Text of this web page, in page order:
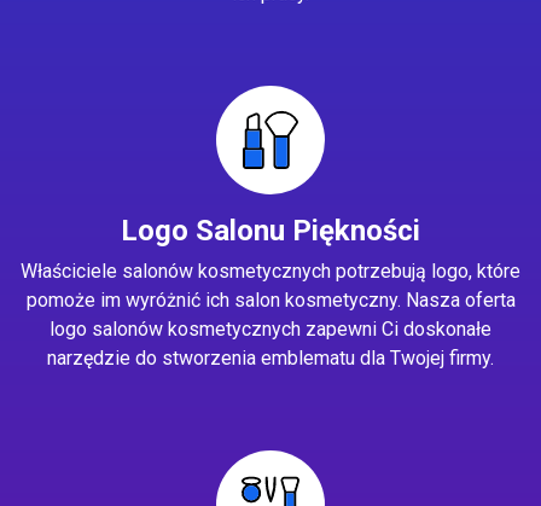
Logo Salonu Piękności
Właściciele salonów kosmetycznych potrzebują logo, które
pomoże im wyróżnić ich salon kosmetyczny. Nasza oferta
logo salonów kosmetycznych zapewni Ci doskonałe
narzędzie do stworzenia emblematu dla Twojej firmy.